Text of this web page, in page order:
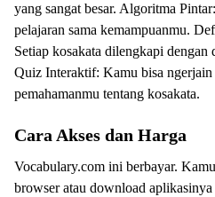
yang sangat besar. Algoritma
pelajaran sama kemampuanmu.
Setiap kosakata dilengkapi
Quiz Interaktif: Kamu bisa
pemahamanmu tentang kosakata.
Cara Akses dan Harga
Vocabulary.com ini berbayar.
browser atau download